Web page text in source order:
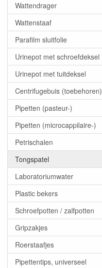
Wattendrager
Wattenstaaf
Parafilm sluitfolie
Urinepot met schroefdeksel
Urinepot met tuitdeksel
Centrifugebuis (toebehoren)
Pipetten (pasteur-)
Pipetten (microcappilaire-)
Petrischalen
Tongspatel
Laboratoriumwater
Plastic bekers
Schroefpotten / zalfpotten
Gripzakjes
Roerstaafjes
Pipettentips, universeel